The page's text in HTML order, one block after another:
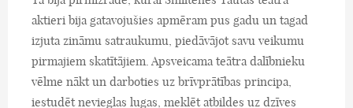
aktieri bija gatavojušies apmēram pus gadu un tagad
izjuta zināmu satraukumu, piedāvājot savu veikumu
pirmajiem skatītājiem. Apsveicama teātra dalībnieku
vēlme nākt un darboties uz brīvprātības principa,
iestudēt nevieglas lugas, meklēt atbildes uz dzīves